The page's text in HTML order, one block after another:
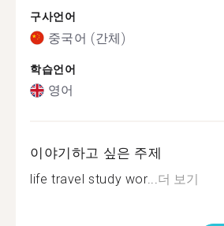
구사언어
중국어 (간체)
학습언어
영어
이야기하고 싶은 주제
life travel study wor...더 보기